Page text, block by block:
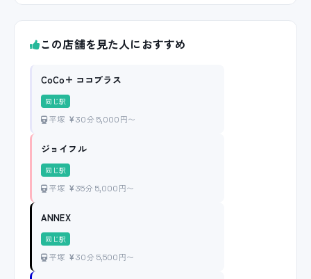
この店舗を見た人におすすめ
CoCo+ ココプラス
同じ駅
平塚 30分 5,000円〜
ジョイフル
同じ駅
平塚 35分 5,000円〜
ANNEX
同じ駅
平塚 30分 5,500円〜